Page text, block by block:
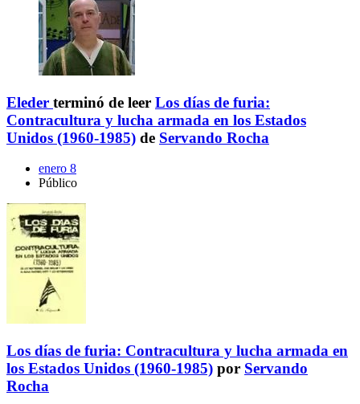
Eleder terminó de leer Los días de furia:
Contracultura y lucha armada en los Estados
Unidos (1960-1985) de Servando Rocha
enero 8
Público
Los días de furia: Contracultura y lucha armada en
los Estados Unidos (1960-1985) por Servando
Rocha